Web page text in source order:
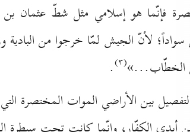
فإنّما هو إسلامي مثل شطّ عثمان
لأنّ الجيش لمّا خرجوا من
الخطّاب...»(۳)
.
بين الأراضي الموات